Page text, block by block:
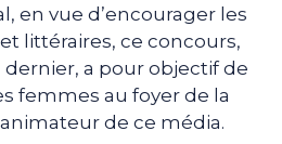
en vue d’encourager les
littéraires, ce concours,
a pour objectif de
femmes au foyer de la
de ce média.